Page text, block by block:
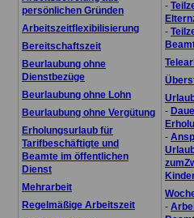
persönlichen Gründen
Arbeitszeitflexibilisierung
Bereitschaftszeit
Beurlaubung ohne
Dienstbezüge
Beurlaubung ohne Lohn
Beurlaubung ohne Vergütung
Erholungsurlaub für
Tarifbeschäftigte und
Beamte im öffentlichen
Dienst
Mehrarbeit
Regelmäßige Arbeitszeit
-
-
-
-
-